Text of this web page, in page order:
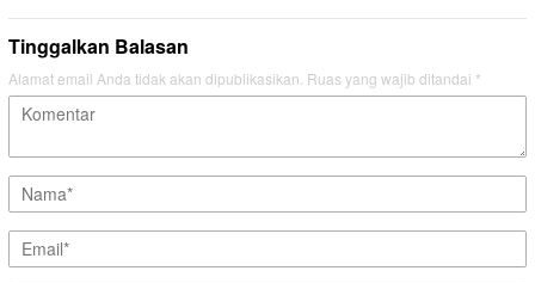
Tinggalkan Balasan
Alamat email Anda tidak akan dipublikasikan. Ruas yang wajib ditandai *